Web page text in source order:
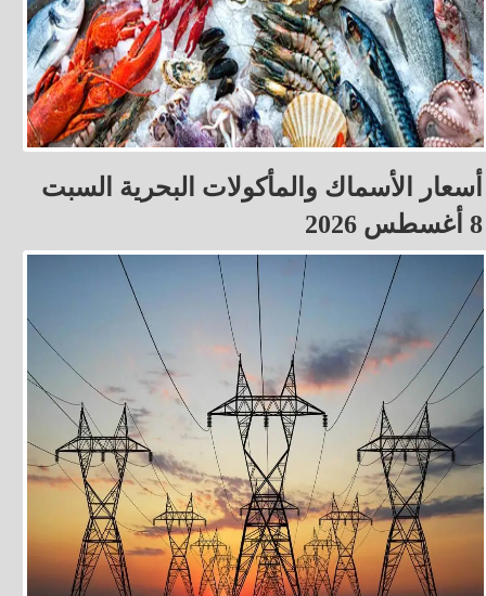
أسعار الأسماك والمأكولات البحرية السبت
8 أغسطس 2026